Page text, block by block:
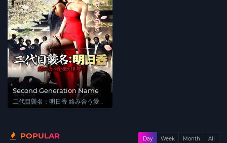
Second Generation Name
二代目襲名：明日香 絡み合う愛
POPULAR Day Week Month All